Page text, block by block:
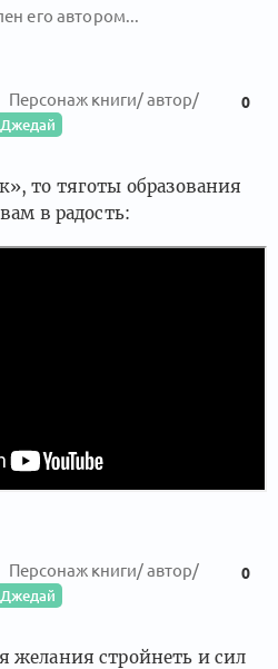
его автором...
Персонаж книги/ автор/
0
то тяготы образования
в радость:
Персонаж книги/ автор/
0
желания стройнеть и сил